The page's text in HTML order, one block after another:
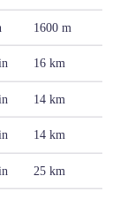
1600 m
16 km
14 km
14 km
25 km